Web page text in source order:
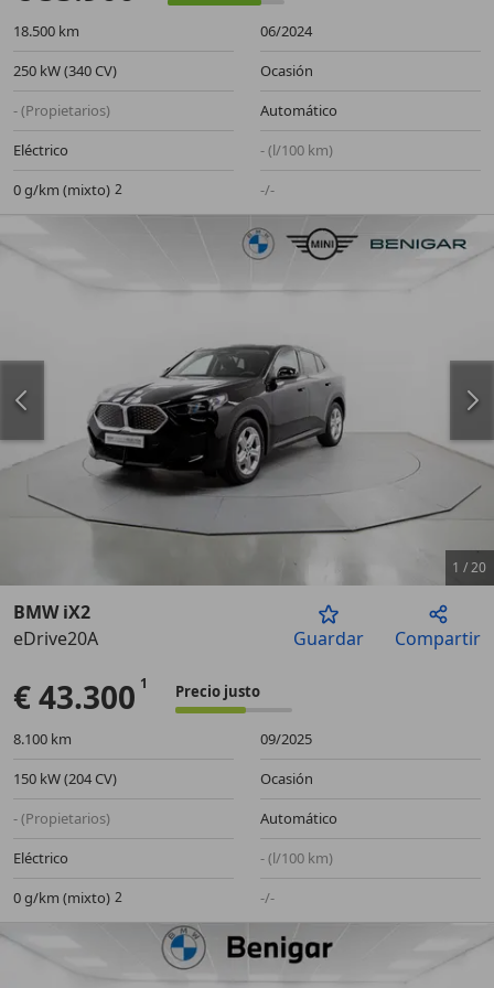
18.500 km
06/2024
250 kW (340 CV)
Ocasión
- (Propietarios)
Automático
Eléctrico
- (l/100 km)
0 g/km (mixto)
-/-
Anterior
1 /20
BMW iX2
eDrive20A
Guardar Compartir
€ 43.300 Precio justo
8.100 km
09/2025
150 kW (204 CV)
Ocasión
- (Propietarios)
Automático
Eléctrico
- (l/100 km)
0 g/km (mixto)
-/-